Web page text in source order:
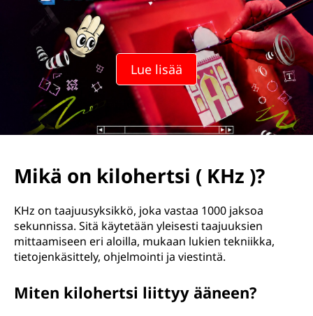
Lue lisää
Mikä on kilohertsi ( KHz )?
KHz on taajuusyksikkö, joka vastaa 1000 jaksoa
sekunnissa. Sitä käytetään yleisesti taajuuksien
mittaamiseen eri aloilla, mukaan lukien tekniikka,
tietojenkäsittely, ohjelmointi ja viestintä.
Miten kilohertsi liittyy ääneen?